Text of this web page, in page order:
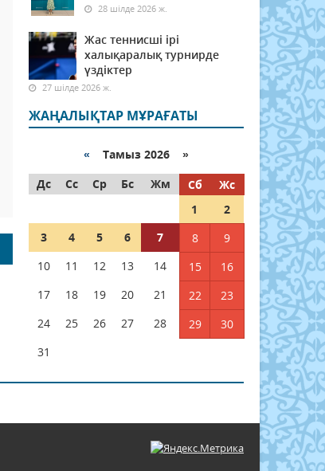
28 шілде 2026 ж.
Жас теннисші ірі
халықаралық турнирде
үздіктер
27 шілде 2026 ж.
ЖАҢАЛЫҚТАР МҰРАҒАТЫ
« Тамыз 2026 »
Дс
Сс Ср Бс Жм Сб
Жс
1
2
3
4 5 6 7 8
9
10
11 12 13 14 15
16
17
18 19 20 21 22
23
24
25 26 27 28 29
30
31